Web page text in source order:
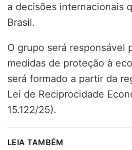
a decisões internacionais
Brasil.
O grupo será responsável
medidas de proteção à
será formado a partir da
Lei de Reciprocidade
15.122/25).
LEIA TAMBÉM